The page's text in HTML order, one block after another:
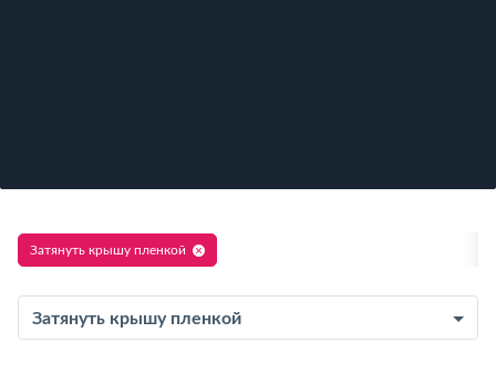
Затянуть крышу пленкой
Затянуть крышу пленкой